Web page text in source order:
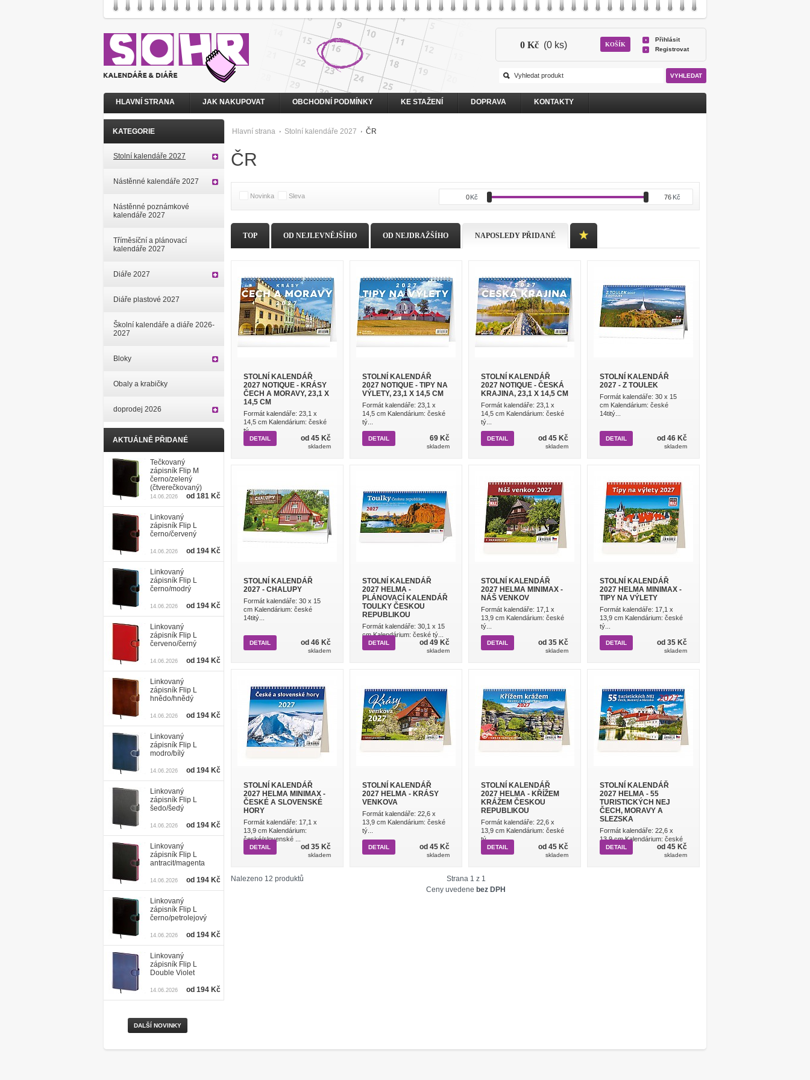
Hlavní strana Stolní kalendáře 2027 ČR
ČR
Novinka Sleva 0Kč 76 Kč
TOP OD NEJLEVNĚJŠÍHO OD NEJDRAŽŠÍHO NAPOSLEDY PŘIDANÉ
STOLNÍ KALENDÁŘ
2027 NOTIQUE - KRÁSY
ČECH A MORAVY, 23,1 X
14,5 CM
Formát kalendáře: 23,1 x
14,5 cm Kalendárium: české
tý...
od 45 Kč
skladem
DETAIL
STOLNÍ KALENDÁŘ
2027 NOTIQUE - TIPY NA
VÝLETY, 23,1 X 14,5 CM
Formát kalendáře: 23,1 x
14,5 cm Kalendárium: české
tý...
69 Kč
skladem
DETAIL
STOLNÍ KALENDÁŘ
2027 NOTIQUE - ČESKÁ
KRAJINA, 23,1 X 14,5 CM
Formát kalendáře: 23,1 x
14,5 cm Kalendárium: české
tý...
od 45 Kč
skladem
DETAIL
STOLNÍ KALENDÁŘ
2027 - Z TOULEK
Formát kalendáře: 30 x 15
cm Kalendárium: české
14titý...
od 46 Kč
skladem
DETAIL
STOLNÍ KALENDÁŘ
2027 - CHALUPY
Formát kalendáře: 30 x 15
cm Kalendárium: české
14titý...
od 46 Kč
skladem
DETAIL
STOLNÍ KALENDÁŘ
2027 HELMA -
PLÁNOVACÍ KALENDÁŘ
TOULKY ČESKOU
REPUBLIKOU
Formát kalendáře: 30,1 x 15
cm Kalendárium: české tý...
od 49 Kč
skladem
DETAIL
STOLNÍ KALENDÁŘ
2027 HELMA MINIMAX -
NÁŠ VENKOV
Formát kalendáře: 17,1 x
13,9 cm Kalendárium: české
tý...
od 35 Kč
skladem
DETAIL
STOLNÍ KALENDÁŘ
2027 HELMA MINIMAX -
TIPY NA VÝLETY
Formát kalendáře: 17,1 x
13,9 cm Kalendárium: české
tý...
od 35 Kč
skladem
DETAIL
STOLNÍ KALENDÁŘ
2027 HELMA MINIMAX -
ČESKÉ A SLOVENSKÉ
HORY
Formát kalendáře: 17,1 x
13,9 cm Kalendárium:
české/slovenské ...
od 35 Kč
skladem
DETAIL
STOLNÍ KALENDÁŘ
2027 HELMA - KRÁSY
VENKOVA
Formát kalendáře: 22,6 x
13,9 cm Kalendárium: české
tý...
od 45 Kč
skladem
DETAIL
STOLNÍ KALENDÁŘ
2027 HELMA - KŘÍŽEM
KRÁŽEM ČESKOU
REPUBLIKOU
Formát kalendáře: 22,6 x
13,9 cm Kalendárium: české
tý...
od 45 Kč
skladem
DETAIL
STOLNÍ KALENDÁŘ
2027 HELMA - 55
TURISTICKÝCH NEJ
ČECH, MORAVY A
SLEZSKA
Formát kalendáře: 22,6 x
13,9 cm Kalendárium: české
tý...
od 45 Kč
skladem
DETAIL
Nalezeno 12 produktů
Strana 1 z 1
Ceny uvedene bez DPH
KATEGORIE
Stolní kalendáře 2027
Nástěnné kalendáře 2027
Nástěnné poznámkové
kalendáře 2027
Tříměsíční a plánovací
kalendáře 2027
Diáře 2027
Diáře plastové 2027
Školní kalendáře a diáře 2026-
2027
Bloky
Obaly a krabičky
doprodej 2026
AKTUÁLNĚ PŘIDANÉ
Tečkovaný
zápisník Flip M
černo/zelený
(čtverečkovaný)
14.06.2026 od 181 Kč
Linkovaný
zápisník Flip L
černo/červený
14.06.2026 od 194 Kč
Linkovaný
zápisník Flip L
černo/modrý
14.06.2026 od 194 Kč
Linkovaný
zápisník Flip L
červeno/černý
14.06.2026 od 194 Kč
Linkovaný
zápisník Flip L
hnědo/hnědý
14.06.2026 od 194 Kč
Linkovaný
zápisník Flip L
modro/bílý
14.06.2026 od 194 Kč
Linkovaný
zápisník Flip L
šedo/šedý
14.06.2026 od 194 Kč
Linkovaný
zápisník Flip L
antracit/magenta
14.06.2026 od 194 Kč
Linkovaný
zápisník Flip L
černo/petrolejový
14.06.2026 od 194 Kč
Linkovaný
zápisník Flip L
Double Violet
14.06.2026 od 194 Kč
DALŠÍ NOVINKY
0 Kč (0 ks) KOŠÍK
Přihlásit
Registrovat
HLAVNÍ STRANA JAK NAKUPOVAT OBCHODNÍ PODMÍNKY KE STAŽENÍ DOPRAVA KONTAKTY